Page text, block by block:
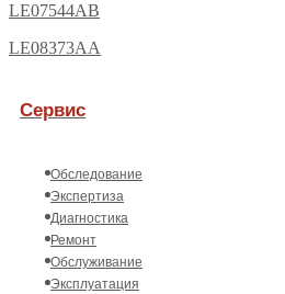
LE07544AB
LE08373AA
Сервис
Обследование
Экспертиза
Диагностика
Ремонт
Обслуживание
Эксплуатация